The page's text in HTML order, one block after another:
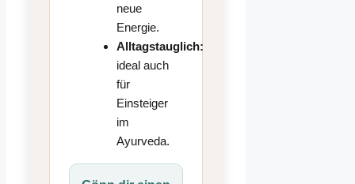
neue
Energie.
Alltagstauglich:
ideal auch
für
Einsteiger
im
Ayurveda.